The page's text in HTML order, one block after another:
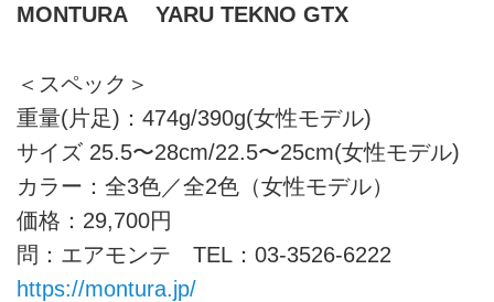
MONTURA YARU TEKNO GTX
＜スペック＞
重量(片足)：474g/390g(女性モデル)
サイズ 25.5〜28cm/22.5〜25cm(女性モデル)
カラー：全3色／全2色（女性モデル）
価格：29,700円
問：エアモンテ TEL：03-3526-6222
https://montura.jp/